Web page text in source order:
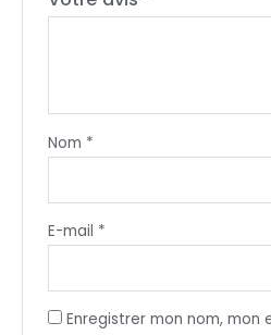
Nom *
E-mail *
Enregistrer mon nom, mon